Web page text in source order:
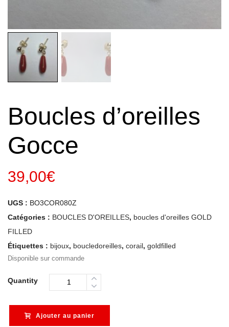
Boucles d’oreilles
Gocce
39,00€
UGS : BO3COR080Z
Catégories : BOUCLES D'OREILLES, boucles d'oreilles GOLD
FILLED
Étiquettes : bijoux, boucledoreilles, corail, goldfilled
Disponible sur commande
Quantity
Ajouter au panier